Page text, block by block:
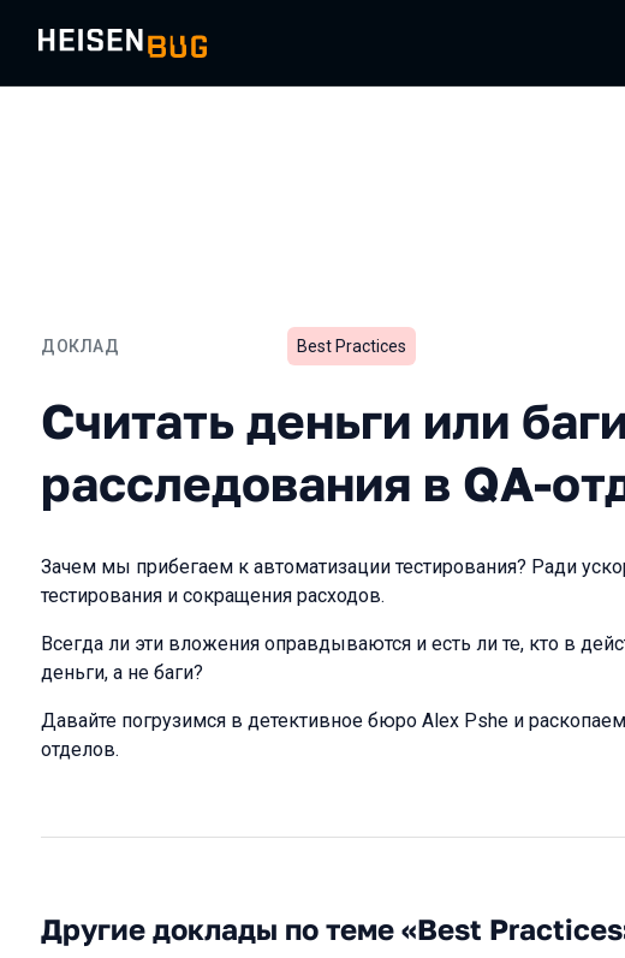
ДОКЛАД
Считать деньги или баги?
Best Practices
Считать деньги или
расследования в QA-
Зачем мы прибегаем к автоматизации тестирования? Ради
тестирования и сокращения расходов.
Всегда ли эти вложения оправдываются и есть ли те, кто в
деньги, а не баги?
Давайте погрузимся в детективное бюро Alex Pshe и
отделов.
Другие доклады по теме «Best